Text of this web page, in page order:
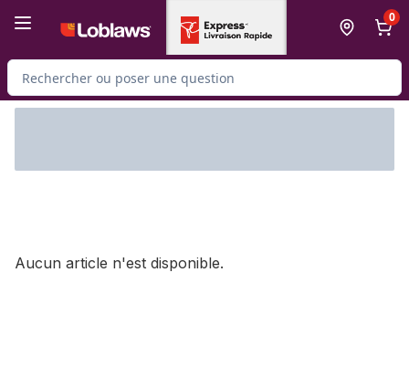
0
Rechercher des produits
Aucun article n'est disponible.